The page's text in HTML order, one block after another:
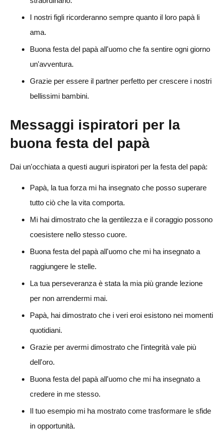
I nostri figli ricorderanno sempre quanto il loro papà li
ama.
Buona festa del papà all'uomo che fa sentire ogni giorno
un'avventura.
Grazie per essere il partner perfetto per crescere i nostri
bellissimi bambini.
Messaggi ispiratori per la
buona festa del papà
Dai un'occhiata a questi auguri ispiratori per la festa del papà:
Papà, la tua forza mi ha insegnato che posso superare
tutto ciò che la vita comporta.
Mi hai dimostrato che la gentilezza e il coraggio possono
coesistere nello stesso cuore.
Buona festa del papà all'uomo che mi ha insegnato a
raggiungere le stelle.
La tua perseveranza è stata la mia più grande lezione
per non arrendermi mai.
Papà, hai dimostrato che i veri eroi esistono nei momenti
quotidiani.
Grazie per avermi dimostrato che l'integrità vale più
dell'oro.
Buona festa del papà all'uomo che mi ha insegnato a
credere in me stesso.
Il tuo esempio mi ha mostrato come trasformare le sfide
in opportunità.